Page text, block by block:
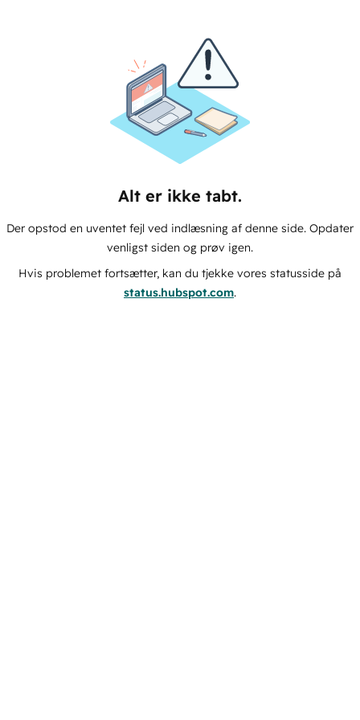
Alt er ikke tabt.
Der opstod en uventet fejl ved indlæsning af denne side. Opdater
venligst siden og prøv igen.
Hvis problemet fortsætter, kan du tjekke vores statusside på
status.hubspot.com.